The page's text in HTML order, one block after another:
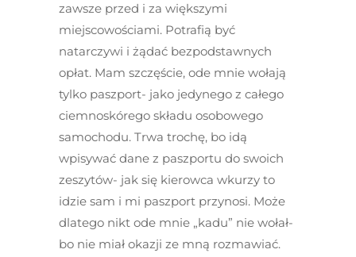
zawsze przed i za większymi
miejscowościami. Potrafią być
natarczywi i żądać bezpodstawnych
opłat. Mam szczęście, ode mnie wołają
tylko paszport- jako jedynego z całego
ciemnoskórego składu osobowego
samochodu. Trwa trochę, bo idą
wpisywać dane z paszportu do swoich
zeszytów- jak się kierowca wkurzy to
idzie sam i mi paszport przynosi. Może
dlatego nikt ode mnie „kadu” nie wołał-
bo nie miał okazji ze mną rozmawiać.